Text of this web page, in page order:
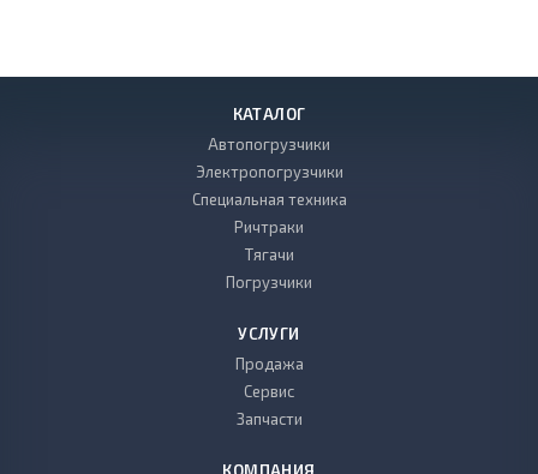
КАТАЛОГ
Автопогрузчики
Электропогрузчики
Специальная техника
Ричтраки
Тягачи
Погрузчики
УСЛУГИ
Продажа
Сервис
Запчасти
КОМПАНИЯ